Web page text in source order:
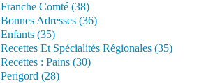
Franche Comté (38)
Bonnes Adresses (36)
Enfants (35)
Recettes Et Spécialités Régionales (35)
Recettes : Pains (30)
Perigord (28)